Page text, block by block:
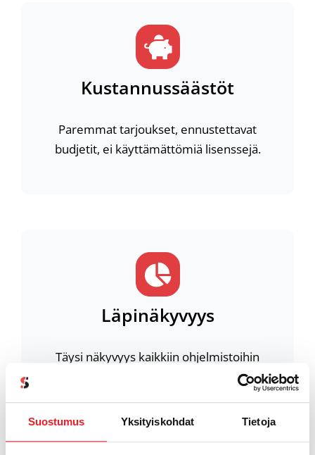
Suostumus Yksityiskohdat Tietoja
Kustannussäästöt
Paremmat tarjoukset, ennustettavat
budjetit, ei käyttämättömiä lisenssejä.
Läpinäkyvyys
Täysi näkyvyys kaikkiin ohjelmistoihin